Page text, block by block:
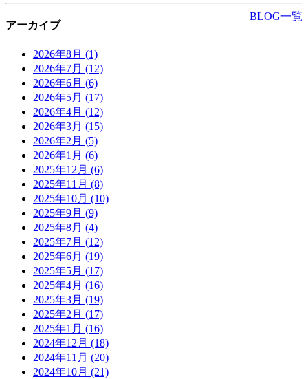
BLOG一覧
アーカイブ
2026年8月 (1)
2026年7月 (12)
2026年6月 (6)
2026年5月 (17)
2026年4月 (12)
2026年3月 (15)
2026年2月 (5)
2026年1月 (6)
2025年12月 (6)
2025年11月 (8)
2025年10月 (10)
2025年9月 (9)
2025年8月 (4)
2025年7月 (12)
2025年6月 (19)
2025年5月 (17)
2025年4月 (16)
2025年3月 (19)
2025年2月 (17)
2025年1月 (16)
2024年12月 (18)
2024年11月 (20)
2024年10月 (21)